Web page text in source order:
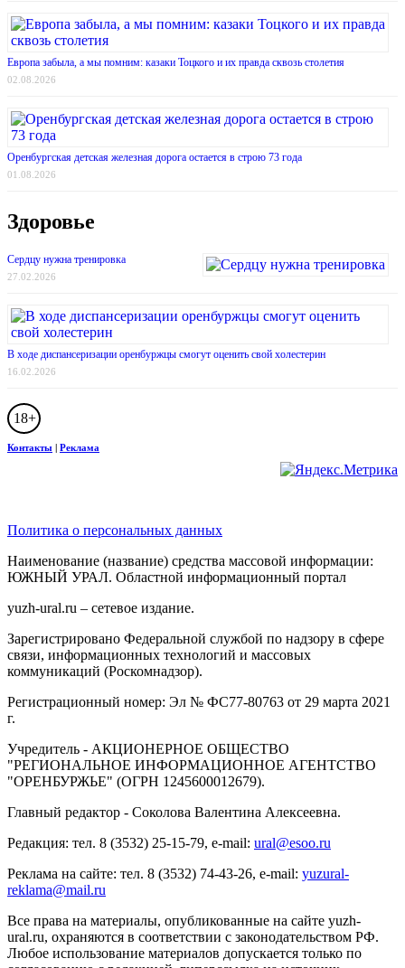
Европа забыла, а мы помним: казаки Тоцкого и их правда сквозь столетия
02.08.2026
Оренбургская детская железная дорога остается в строю 73 года
01.08.2026
Здоровье
Сердцу нужна тренировка
27.02.2026
В ходе диспансеризации оренбуржцы смогут оценить свой холестерин
16.02.2026
18+
Контакты Реклама
Политика о персональных данных
Наименование (название) средства массовой информации:
ЮЖНЫЙ УРАЛ. Областной информационный портал
yuzh-ural.ru – сетевое издание.
Зарегистрировано Федеральной службой по надзору в сфере
связи, информационных технологий и массовых
коммуникаций (Роскомнадзор).
Регистрационный номер: Эл № ФС77-80763 от 29 марта 2021
г.
Учредитель - АКЦИОНЕРНОЕ ОБЩЕСТВО
"РЕГИОНАЛЬНОЕ ИНФОРМАЦИОННОЕ АГЕНТСТВО
"ОРЕНБУРЖЬЕ" (ОГРН 1245600012679).
Главный редактор - Соколова Валентина Алексеевна.
Редакция: тел. 8 (3532) 25-15-79, e-mail: ural@esoo.ru
Реклама на сайте: тел. 8 (3532) 74-43-26, e-mail: yuzural-
reklama@mail.ru
Все права на материалы, опубликованные на сайте yuzh-
ural.ru, охраняются в соответствии с законодательством РФ.
Любое использование материалов допускается только по